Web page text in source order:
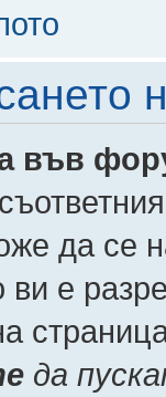
във
да се
ви е
да